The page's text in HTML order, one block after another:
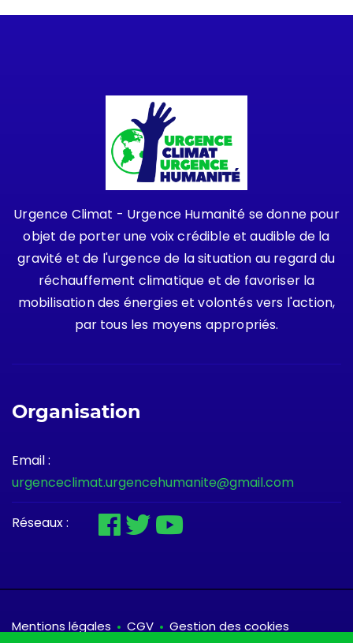
Urgence Climat - Urgence Humanité se donne pour
objet de porter une voix crédible et audible de la
gravité et de l'urgence de la situation au regard du
réchauffement climatique et de favoriser la
mobilisation des énergies et volontés vers l'action,
par tous les moyens appropriés.
Organisation
Email :
urgenceclimat.urgencehumanite@gmail.com
Réseaux :
Mentions légales CGV Gestion des cookies